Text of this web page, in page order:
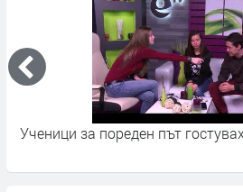
Ученици за пореден път